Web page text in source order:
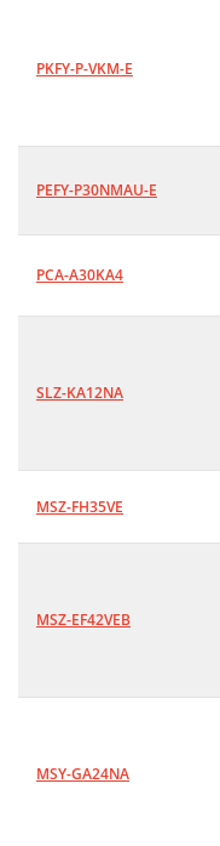
PKFY-P-VKM-E
PEFY-P30NMAU-E
PCA-A30KA4
SLZ-KA12NA
MSZ-FH35VE
MSZ-EF42VEB
MSY-GA24NA